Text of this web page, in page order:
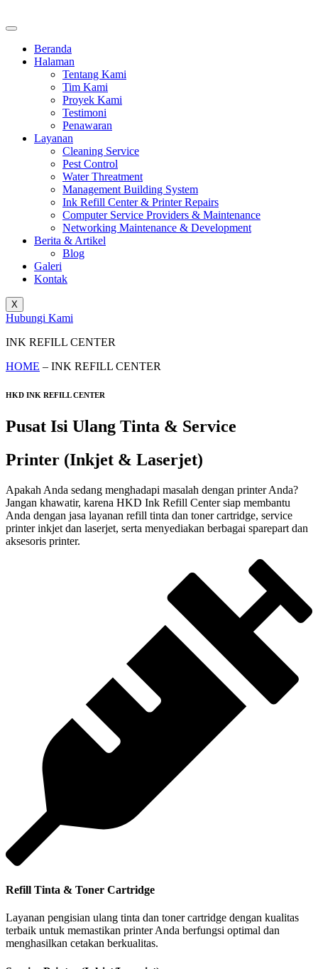
Beranda
Halaman
Tentang Kami
Tim Kami
Proyek Kami
Testimoni
Penawaran
Layanan
Cleaning Service
Pest Control
Water Threatment
Management Building System
Ink Refill Center & Printer Repairs
Computer Service Providers & Maintenance
Networking Maintenance & Development
Berita & Artikel
Blog
Galeri
Kontak
X
Hubungi Kami
INK REFILL CENTER
HOME – INK REFILL CENTER
HKD INK REFILL CENTER
Pusat Isi Ulang Tinta & Service
Printer (Inkjet & Laserjet)
Apakah Anda sedang menghadapi masalah dengan printer Anda?
Jangan khawatir, karena HKD Ink Refill Center siap membantu
Anda dengan jasa layanan refill tinta dan toner cartridge, service
printer inkjet dan laserjet, serta menyediakan berbagai sparepart dan
aksesoris printer.
Refill Tinta & Toner Cartridge
Layanan pengisian ulang tinta dan toner cartridge dengan kualitas
terbaik untuk memastikan printer Anda berfungsi optimal dan
menghasilkan cetakan berkualitas.